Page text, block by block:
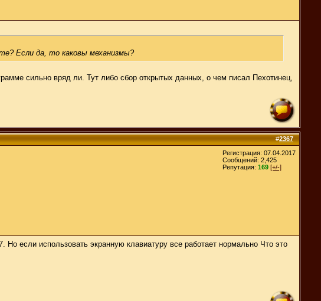
Если да, то каковы механизмы?
сильно вряд ли. Тут либо сбор открытых данных, о чем писал Пехотинец,
#2367
Регистрация: 07.04.2017
Сообщений: 2,425
Репутация: 169 [+/-]
если использовать экранную клавиатуру все работает нормально Что это